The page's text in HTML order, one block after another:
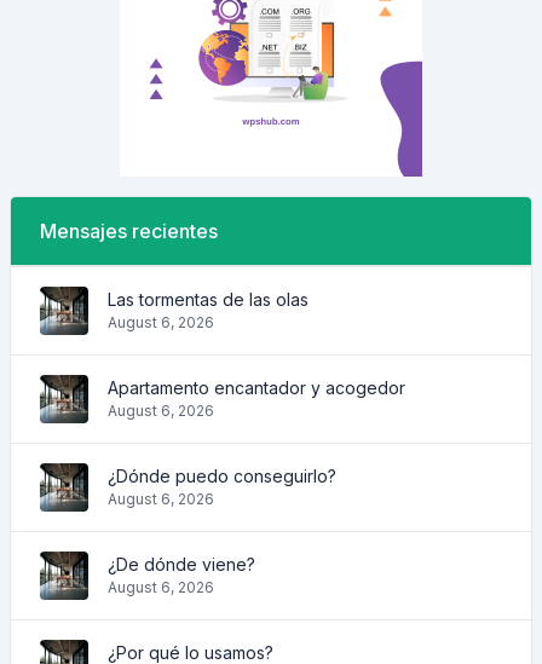
Mensajes recientes
Las tormentas de las olas
August 6, 2026
Apartamento encantador y acogedor
August 6, 2026
¿Dónde puedo conseguirlo?
August 6, 2026
¿De dónde viene?
August 6, 2026
¿Por qué lo usamos?